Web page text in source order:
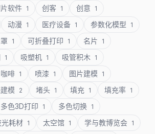
软件 1 创客 1 创意 1
动漫 1 医疗设备 1 参数化模型 1
1 可折叠打印 1 名片 1
1 吸塑机 1 吸管积木 1
咖啡 1 喷漆 1 图片建模 1
模 2 堵头 1 填充 1 填充率 1
多色3D打印 1 多色切换 1
光耗材 1 太空馆 1 学与教博览会 1